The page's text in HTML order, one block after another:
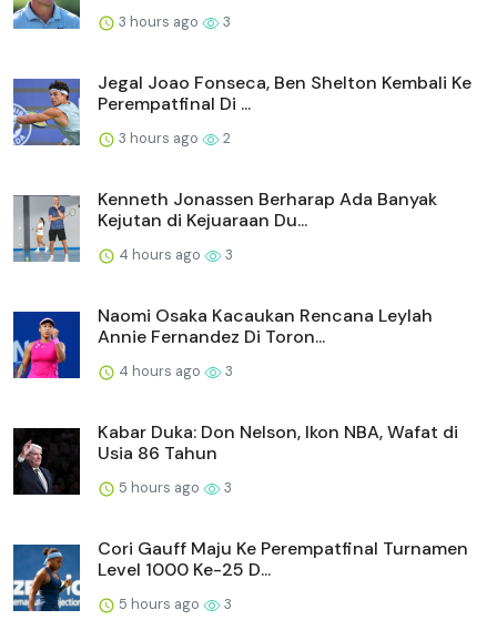
3 hours ago 3
Jegal Joao Fonseca, Ben Shelton Kembali Ke
Perempatfinal Di ...
3 hours ago 2
Kenneth Jonassen Berharap Ada Banyak
Kejutan di Kejuaraan Du...
4 hours ago 3
Naomi Osaka Kacaukan Rencana Leylah
Annie Fernandez Di Toron...
4 hours ago 3
Kabar Duka: Don Nelson, Ikon NBA, Wafat di
Usia 86 Tahun
5 hours ago 3
Cori Gauff Maju Ke Perempatfinal Turnamen
Level 1000 Ke-25 D...
5 hours ago 3